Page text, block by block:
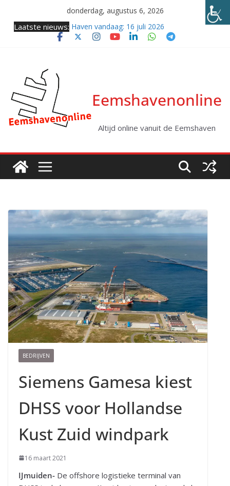
donderdag, augustus 6, 2026
Laatste nieuws: Haven vandaag: 16 juli 2026
Samenkomst van twee giganten (video)
Eemshavenonline
Altijd online vanuit de Eemshaven
BEDRIJVEN
Siemens Gamesa kiest
DHSS voor Hollandse
Kust Zuid windpark
16 maart 2021
IJmuiden- De offshore logistieke terminal van